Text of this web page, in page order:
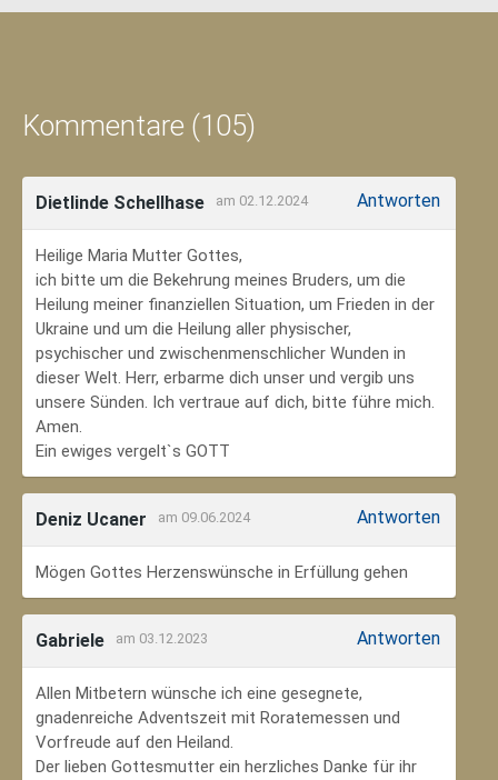
Kommentare (105)
Dietlinde Schellhase am 02.12.2024 Antworten
Heilige Maria Mutter Gottes,
ich bitte um die Bekehrung meines Bruders, um die
Heilung meiner finanziellen Situation, um Frieden in der
Ukraine und um die Heilung aller physischer,
psychischer und zwischenmenschlicher Wunden in
dieser Welt. Herr, erbarme dich unser und vergib uns
unsere Sünden. Ich vertraue auf dich, bitte führe mich.
Amen.
Ein ewiges vergelt`s GOTT
Deniz Ucaner am 09.06.2024 Antworten
Mögen Gottes Herzenswünsche in Erfüllung gehen
Gabriele am 03.12.2023 Antworten
Allen Mitbetern wünsche ich eine gesegnete,
gnadenreiche Adventszeit mit Roratemessen und
Vorfreude auf den Heiland.
Der lieben Gottesmutter ein herzliches Danke für ihr